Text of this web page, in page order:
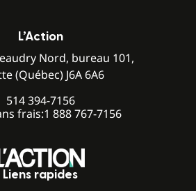
L’Action
Nord, bureau 101,
(Québec) J6A 6A6
514 394-7156
frais:1 888 767-7156
Liens rapides